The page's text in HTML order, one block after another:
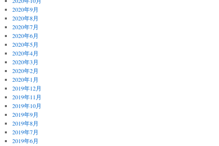
2020年9月
2020年8月
2020年7月
2020年6月
2020年5月
2020年4月
2020年3月
2020年2月
2020年1月
2019年12月
2019年11月
2019年10月
2019年9月
2019年8月
2019年7月
2019年6月